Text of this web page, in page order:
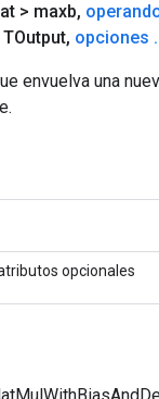
> maxb,
, opciones .
envuelva una
opcionales